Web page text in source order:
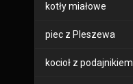
kotły miałowe
piec z Pleszewa
kocioł z podajnikiem